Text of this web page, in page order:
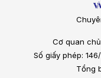
Cơ quan
Số giấy phép:
Tổng